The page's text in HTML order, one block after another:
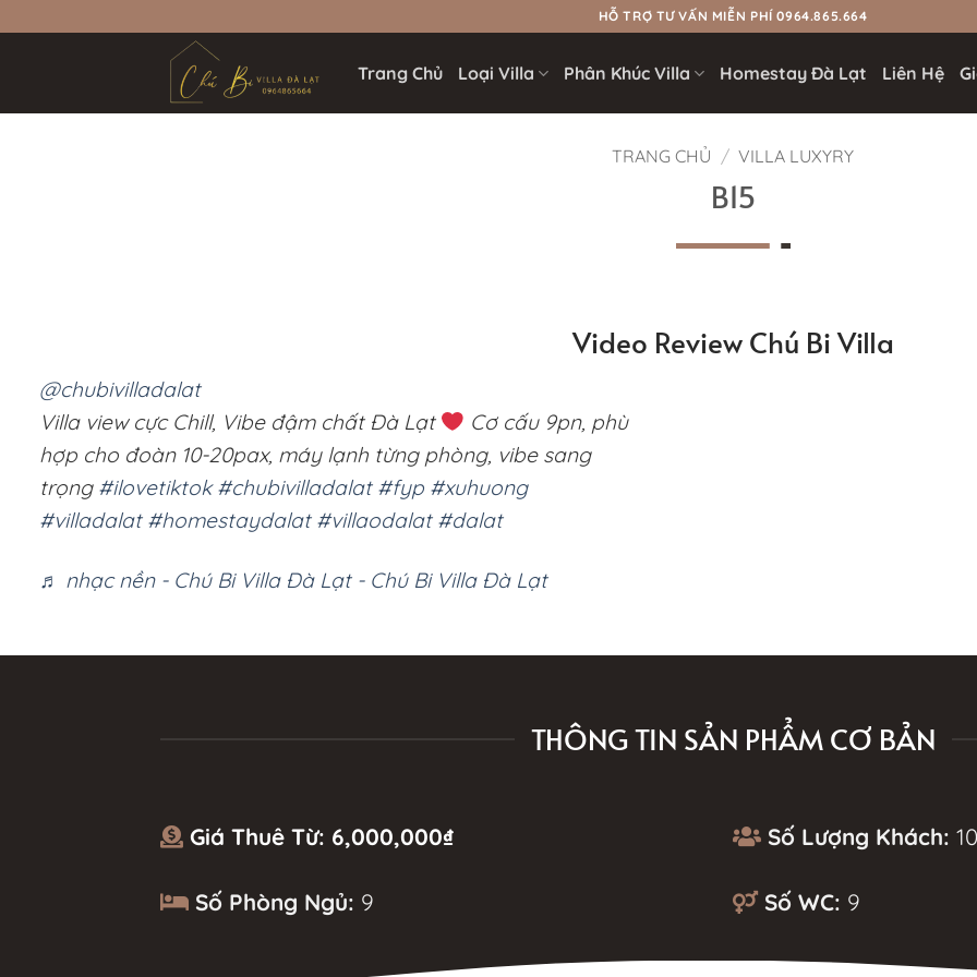
qua
HỖ TRỢ TƯ VẤN MIỄN PHÍ 0964.865.664
Trang Chủ Loại Villa Phân Khúc Villa Homestay Đà Lạt Liên Hệ
TRANG CHỦ / VILLA LUXYRY
B15
Video Review Chú Bi Villa
@chubivilladalat
Villa view cực Chill, Vibe đậm chất Đà Lạt
Cơ cấu 9pn, phù
hợp cho đoàn 10-20pax, máy lạnh từng phòng, vibe sang
trọng #ilovetiktok #chubivilladalat #fyp #xuhuong
#villadalat #homestaydalat #villaodalat #dalat
♬ nhạc nền - Chú Bi Villa Đà Lạt - Chú Bi Villa Đà Lạt
THÔNG TIN SẢN PHẨM CƠ BẢN
Giá Thuê Từ: 6,000,000₫ Số Lượng Khách:
Số Phòng Ngủ: 9 Số WC: 9